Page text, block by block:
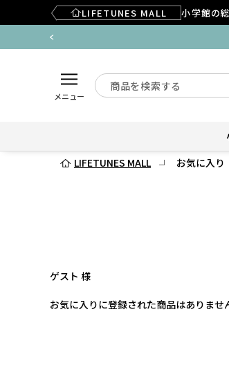
LIFETUNES MALL 小学館の
メニュー
LIFETUNES MALL お気に入り
ゲスト 様
お気に入りに登録された商品はありませ